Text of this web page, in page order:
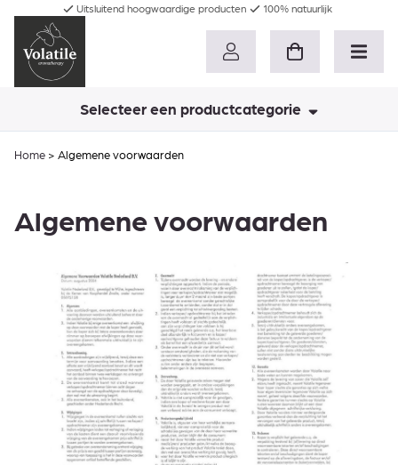
Uitsluitend hoogwaardige producten 100% natuurlijk
Selecteer een productcategorie
Home > Algemene voorwaarden
Algemene voorwaarden